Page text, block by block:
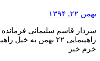
بهمن ۲۲, ۱۳۹۴
سردار قاسم سلیمانی
راهپیمایی ۲۲ بهمن
خرم خبر